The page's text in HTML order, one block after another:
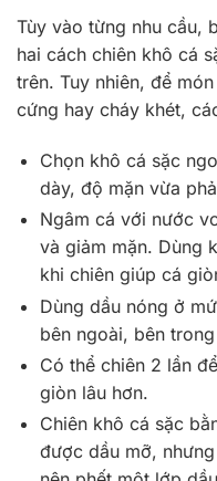
Tùy vào từng nhu cầu,
hai cách chiên khô cá
trên. Tuy nhiên, để
cứng hay cháy khét,
Chọn khô cá sặc
dày, độ mặn vừa
Ngâm cá với nước
và giảm mặn. Dùng
khi chiên giúp cá
Dùng dầu nóng ở
bên ngoài, bên
Có thể chiên 2 lần
giòn lâu hơn.
Chiên khô cá sặc
được dầu mỡ,